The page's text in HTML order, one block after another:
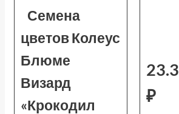
Семена
цветов Колеус
Блюме
Визард
«Крокодил
23.3
₽